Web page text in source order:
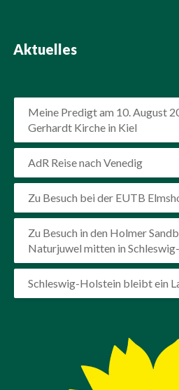
Aktuelles
Meine Predigt am 10. August
Gerhardt Kirche in Kiel
AdR Reise nach Venedig
Zu Besuch bei der EUTB
Zu Besuch in den Holmer
Naturjuwel mitten in
Schleswig-Holstein bleibt ein